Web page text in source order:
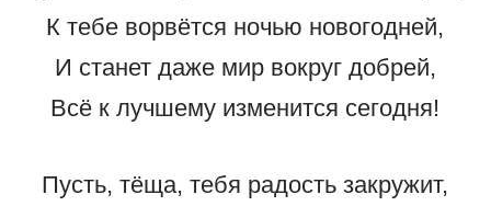
К тебе ворвётся ночью новогодней,
И станет даже мир вокруг добрей,
Всё к лучшему изменится сегодня!
Пусть, тёща, тебя радость закружит,